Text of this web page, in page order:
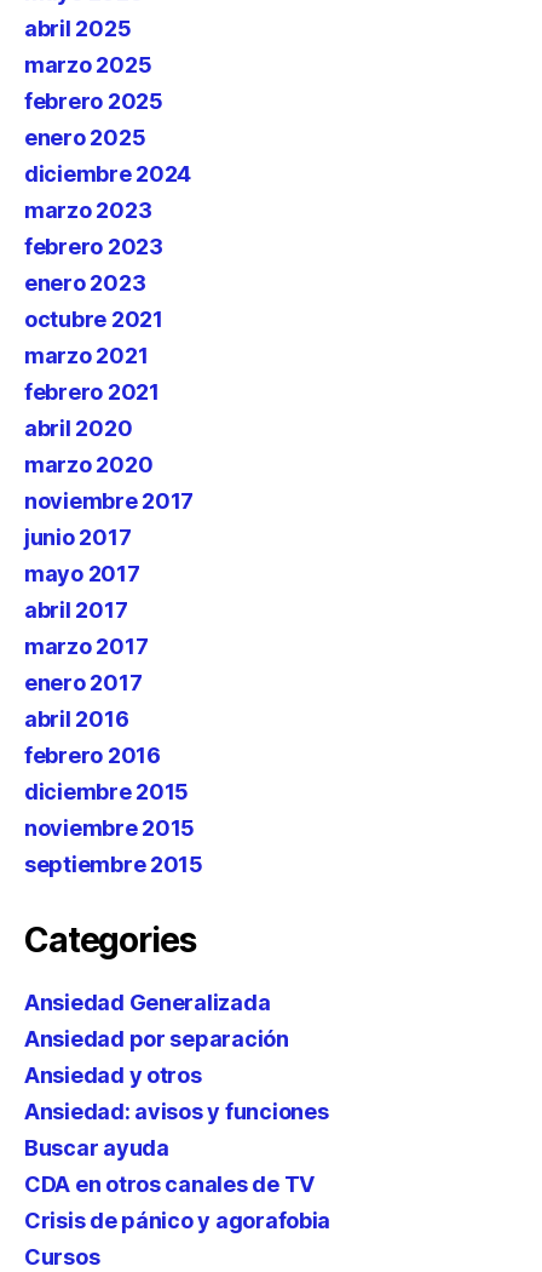
abril 2025
marzo 2025
febrero 2025
enero 2025
diciembre 2024
marzo 2023
febrero 2023
enero 2023
octubre 2021
marzo 2021
febrero 2021
abril 2020
marzo 2020
noviembre 2017
junio 2017
mayo 2017
abril 2017
marzo 2017
enero 2017
abril 2016
febrero 2016
diciembre 2015
noviembre 2015
septiembre 2015
Categories
Ansiedad Generalizada
Ansiedad por separación
Ansiedad y otros
Ansiedad: avisos y funciones
Buscar ayuda
CDA en otros canales de TV
Crisis de pánico y agorafobia
Cursos